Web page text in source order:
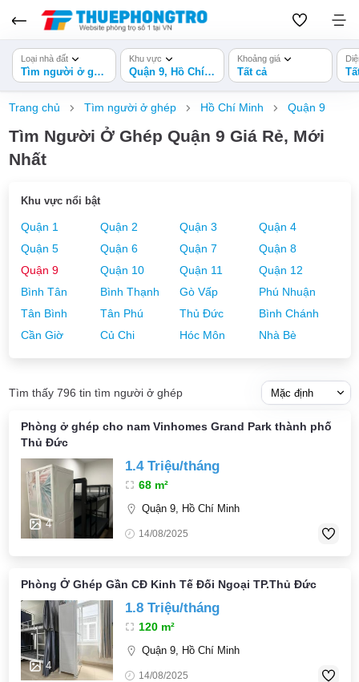
Loại nhà đất
Tìm người ở ghép
Khu vực
Quận 9, Hồ Chí Minh
Khoảng giá
Tất cả
Trang chủ Tìm người ở ghép Hồ Chí Minh Quận 9
Tìm Người Ở Ghép Quận 9 Giá Rẻ, Mới
Nhất
Khu vực nổi bật
Quận 1 Quận 2 Quận 3
Quận 4
Quận 5
Quận 6 Quận 7
Quận 8
Quận 9
Quận 10 Quận 11
Quận 12
Bình Tân
Bình Thạnh Gò Vấp
Phú Nhuận
Tân Bình
Tân Phú Thủ Đức
Bình Chánh
Cần Giờ
Củ Chi Hóc Môn Nhà Bè
Tìm thấy 796 tin tìm người ở ghép
Phòng ở ghép cho nam Vinhomes Grand Park thành phố
Thủ Đức
4
1.4 Triệu/tháng
68 m²
Quận 9, Hồ Chí Minh
14/08/2025
Phòng Ở Ghép Gần CĐ Kinh Tế Đối Ngoại TP.Thủ Đức
4
1.8 Triệu/tháng
120 m²
Quận 9, Hồ Chí Minh
14/08/2025